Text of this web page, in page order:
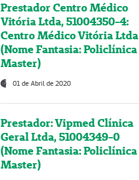
Prestador Centro Médico
Vitória Ltda, 51004350-4:
Centro Médico Vitória Ltda
(Nome Fantasia: Policlínica
Master)
01 de Abril de 2020
Prestador: Vipmed Clínica
Geral Ltda, 51004349-0
(Nome Fantasia: Policlínica
Master)